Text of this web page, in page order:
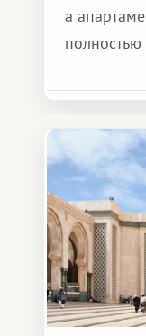
а